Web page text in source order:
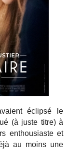
éclipsé le
(à juste titre) à
enthousiaste et
au moins une